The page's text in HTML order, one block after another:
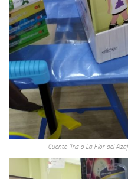
Cuento ‘Iris o La Flor del